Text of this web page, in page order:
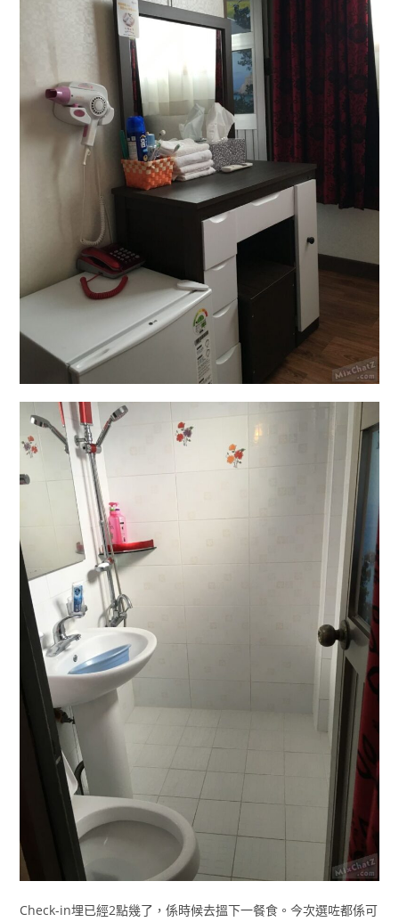
Check-in埋已經2點幾了，係時候去搵下一餐食。今次選咗都係可